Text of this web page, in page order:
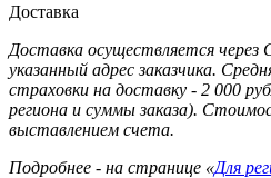
Доставка
Доставка осуществляется через
указанный адрес заказчика.
страховки на доставку - 2 000
региона и суммы заказа).
выставлением счета.
Подробнее - на странице «Для